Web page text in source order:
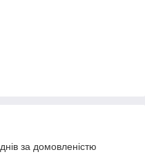
за домовленістю